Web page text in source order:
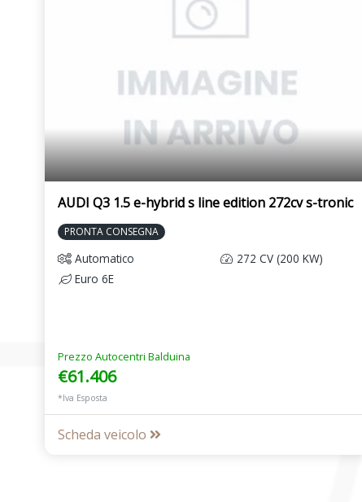
AUDI Q3 1.5 e-hybrid s line edition 272cv s-tronic
PRONTA CONSEGNA
Automatico
272 CV (200 KW)
Euro 6E
Prezzo Autocentri Balduina
€61.406
*Iva Esposta
Scheda veicolo